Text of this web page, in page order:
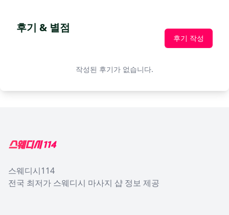
후기 & 별점
후기 작성
작성된 후기가 없습니다.
스웨디시114
전국 최저가 스웨디시 마사지 샵 정보 제공